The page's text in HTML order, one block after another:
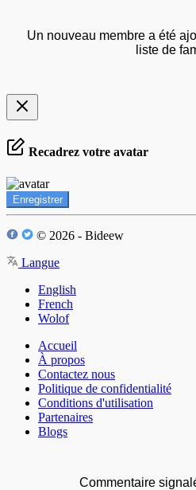
Un nouveau membre a été
liste de
Recadrez votre avatar
Enregistrer
© 2026 - Bideew
Langue
English
French
Wolof
Accueil
À propos
Contactez nous
Politique de confidentialité
Conditions d'utilisation
Partenaires
Blogs
Commentaire